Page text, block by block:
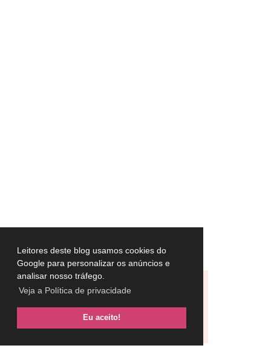
Leitores deste blog usamos cookies do
Google para personalizar os anúncios e
analisar nosso tráfego.
Veja a Política de privacidade
Eu aceito!